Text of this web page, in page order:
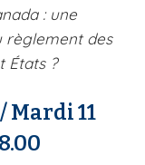
: une
règlement des
États ?
/ Mardi 11